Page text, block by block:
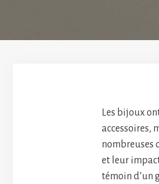
Les bijoux
accessoires,
nombreuses
et leur
témoin d’un